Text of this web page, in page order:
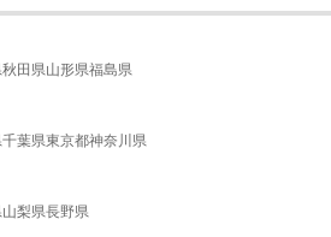
秋田県山形県福島県
千葉県東京都神奈川県
山梨県長野県